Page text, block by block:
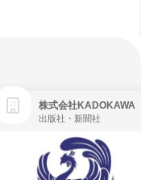
株式会社KADOKAWA
出版社・新聞社